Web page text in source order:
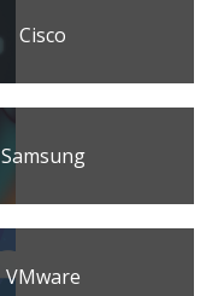
Cisco
Samsung
VMware